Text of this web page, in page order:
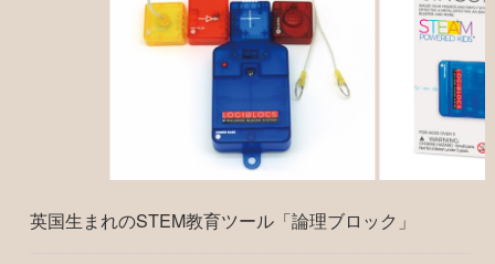
英国生まれのSTEM教育ツール「論理ブロック」